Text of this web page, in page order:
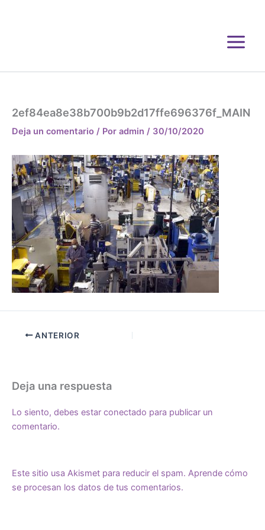
2ef84ea8e38b700b9b2d17ffe696376f_MAIN
Deja un comentario / Por admin / 30/10/2020
ANTERIOR
Deja una respuesta
Lo siento, debes estar conectado para publicar un
comentario.
Este sitio usa Akismet para reducir el spam. Aprende cómo
se procesan los datos de tus comentarios.